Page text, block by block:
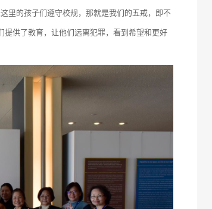
里的孩子们遵守校规，那就是我们的五戒，即不
供了教育，让他们远离犯罪，看到希望和更好